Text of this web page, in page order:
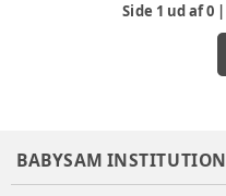
Side 1 ud af0
BABYSAM INSTITUTION